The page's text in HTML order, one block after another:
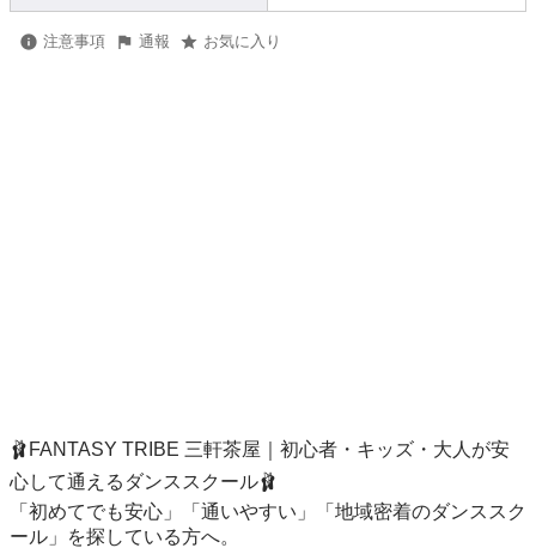
注意事項 通報 お気に入り
🩰FANTASY TRIBE 三軒茶屋｜初心者・キッズ・大人が安
心して通えるダンススクール🩰
「初めてでも安心」「通いやすい」「地域密着のダンススク
ール」を探している方へ。